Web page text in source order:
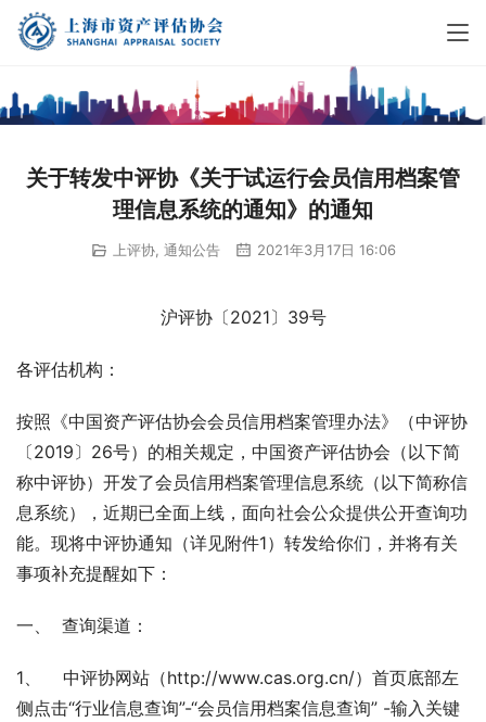
关于转发中评协《关于试运行会员信用档案管
理信息系统的通知》的通知
上评协, 通知公告 2021年3月17日 16:06
沪评协〔2021〕39号
各评估机构：
按照《中国资产评估协会会员信用档案管理办法》（中评协
〔2019〕26号）的相关规定，中国资产评估协会（以下简
称中评协）开发了会员信用档案管理信息系统（以下简称信
息系统），近期已全面上线，面向社会公众提供公开查询功
能。现将中评协通知（详见附件1）转发给你们，并将有关
事项补充提醒如下：
一、  查询渠道：
1、    中评协网站（http://www.cas.org.cn/）首页底部左
侧点击“行业信息查询”-“会员信用档案信息查询” -输入关键